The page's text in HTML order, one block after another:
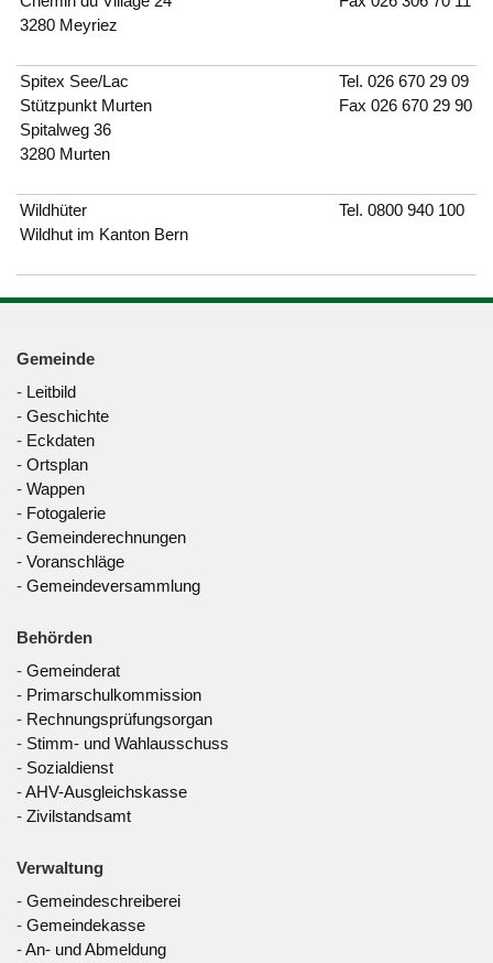
3280 Meyriez
Spitex See/Lac
Stützpunkt Murten
Spitalweg 36
3280 Murten
Tel. 026 670 29 09
Fax 026 670 29 90
Wildhüter
Wildhut im Kanton Bern
Tel. 0800 940 100
Gemeinde
- Leitbild
- Geschichte
- Eckdaten
- Ortsplan
- Wappen
- Fotogalerie
- Gemeinderechnungen
- Voranschläge
- Gemeindeversammlung
Behörden
- Gemeinderat
- Primarschulkommission
- Rechnungsprüfungsorgan
- Stimm- und Wahlausschuss
- Sozialdienst
-AHV-Ausgleichskasse
- Zivilstandsamt
Verwaltung
- Gemeindeschreiberei
- Gemeindekasse
-An- und Abmeldung